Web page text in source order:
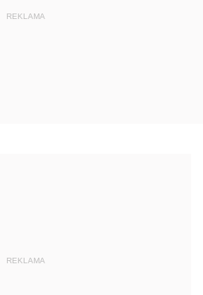
REKLAMA
REKLAMA